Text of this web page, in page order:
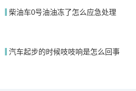
柴油车0号油油冻了怎么应急处理
汽车起步的时候吱吱响是怎么回事